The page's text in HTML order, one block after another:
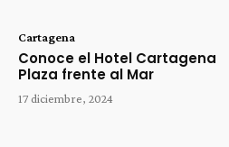
Cartagena
Conoce el Hotel Cartagena
Plaza frente al Mar
17 diciembre, 2024